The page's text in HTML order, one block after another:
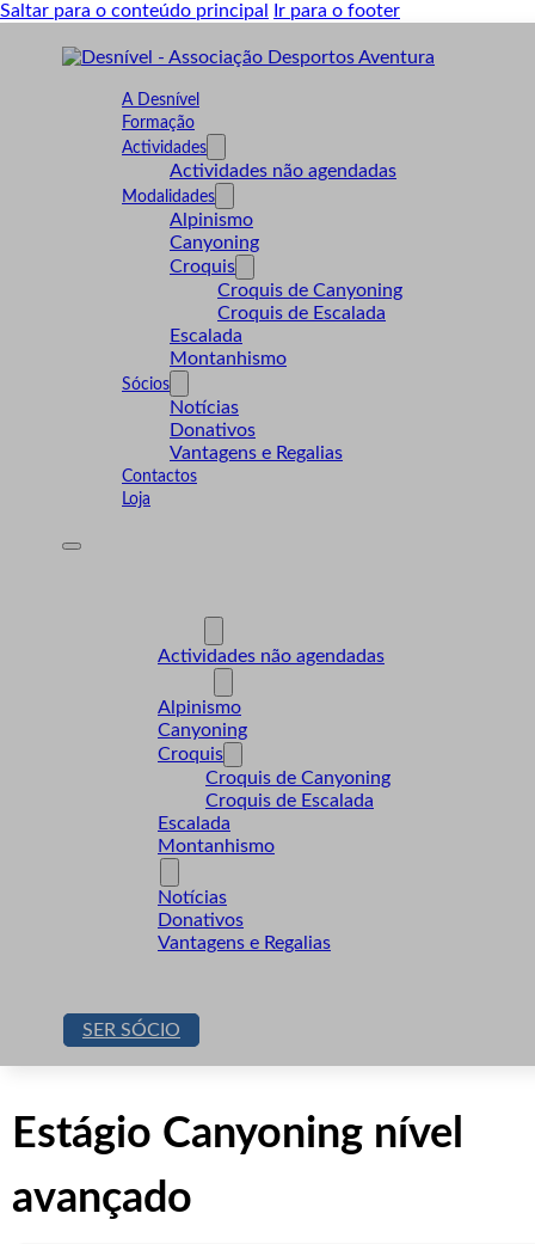
Saltar para o conteúdo principal Ir para o footer
A Desnível
Formação
Actividades
Actividades não agendadas
Modalidades
Alpinismo
Canyoning
Croquis
Croquis de Canyoning
Croquis de Escalada
Escalada
Montanhismo
Sócios
Notícias
Donativos
Vantagens e Regalias
Contactos
Loja
Actividades não agendadas
Alpinismo
Canyoning
Croquis
Croquis de Canyoning
Croquis de Escalada
Escalada
Montanhismo
Notícias
Donativos
Vantagens e Regalias
SER SÓCIO
Estágio Canyoning nível
avançado